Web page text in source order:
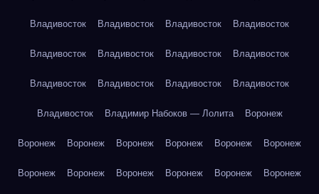
Владивосток Владивосток Владивосток Владивосток
Владивосток Владивосток Владивосток Владивосток
Владивосток Владивосток Владивосток Владивосток
Владивосток Владимир Набоков — Лолита Воронеж
Воронеж Воронеж Воронеж Воронеж Воронеж Воронеж
Воронеж Воронеж Воронеж Воронеж Воронеж Воронеж